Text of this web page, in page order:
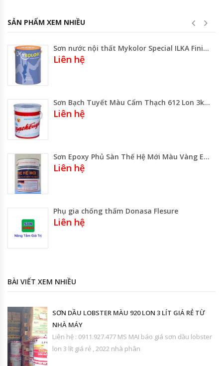
SẢN PHẨM XEM NHIỀU
Sơn nước nội thất Mykolor Special ILKA Finish
Liên hệ
Sơn Bạch Tuyết Màu Cẩm Thạch 612 Lon 3kg – Thùng 16kg Gía Rẻ Gía Sỉ
Liên hệ
Sơn Epoxy Phủ Sàn Thế Hệ Mới Màu Vàng EC 3.253
Liên hệ
Phụ gia chống thấm Donasa Flesure
Liên hệ
BÀI VIẾT XEM NHIỀU
SƠN DẦU LOBSTER MÀU 920 LON 3 LÍT GIÁ RẺ TỪ
NHÀ MÁY
Liên hệ : 0911.927.477 MS MAI báo giá sơn dầu lobster
lon 3 lít giá rẻ , 2022 nhà phân